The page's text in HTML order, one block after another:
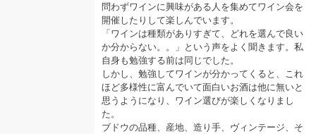
問わずワインに興味がある人を集めてワイン会を
開催したりして楽しんでいます。
「ワインは種類がありすぎて、どれを選んで良い
か分からない。。」という声をよく聞きます。私
自身も勉強する前は同じでした。
しかし、勉強してワインが分かってくると、これ
ほど多様性に富んでいて面白いお酒は他に無いと
思うようになり、ワイン選びが楽しくなりまし
た。
ブドウの品種、産地、造り手、ヴィンテージ、そ